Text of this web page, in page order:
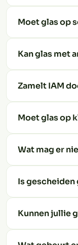
Moet glas op
Kan glas met
Zamelt IAM
Moet glas op
Wat mag er
Is
Kunnen jullie